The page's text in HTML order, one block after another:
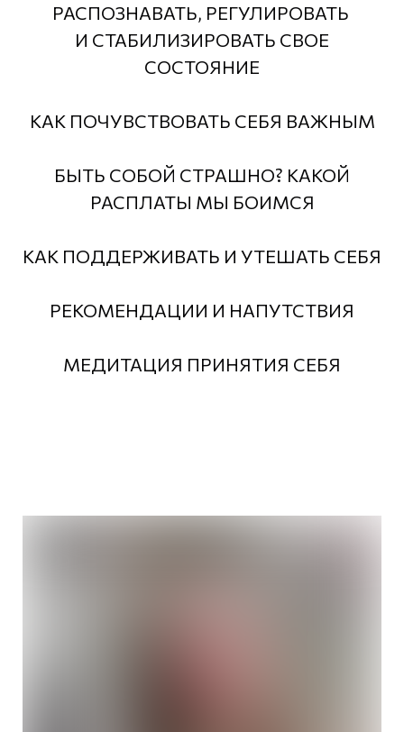
РАСПОЗНАВАТЬ, РЕГУЛИРОВАТЬ
И СТАБИЛИЗИРОВАТЬ СВОЕ
СОСТОЯНИЕ
КАК ПОЧУВСТВОВАТЬ СЕБЯ ВАЖНЫМ
БЫТЬ СОБОЙ СТРАШНО? КАКОЙ
РАСПЛАТЫ МЫ БОИМСЯ
КАК ПОДДЕРЖИВАТЬ И УТЕШАТЬ СЕБЯ
РЕКОМЕНДАЦИИ И НАПУТСТВИЯ
МЕДИТАЦИЯ ПРИНЯТИЯ СЕБЯ